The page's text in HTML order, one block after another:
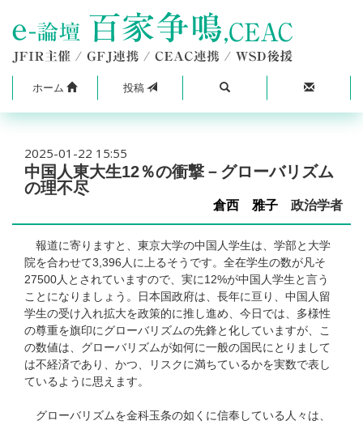
ホーム 投稿
2025-01-22 15:55
中国人東大生12％の衝撃－グローバリズム
の理不尽
倉西 雅子 政治学者
報道に寄りますと、東京大学の中国人学生は、学部と大学
院を合わせて3,396人に上るそうです。全在学生の数が凡そ
27500人とされていますので、実に12%が中国人学生と言う
ことになりましょう。日本国政府は、長年に亘り、中国人留
学生の受け入れ拡大を政策的に推し進め、今日では、多様性
の尊重を旗印にグローバリズムの先鋒と化していますが、こ
の数値は、グローバリズムが如何に一般の国民にとりまして
は不経済であり、かつ、リスクに満ちているかを実数で表し
ているように思えます。
グローバリズムを金科玉条の如くに信奉している人々は、